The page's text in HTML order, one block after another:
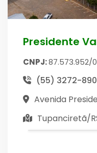
Presidente
CNPJ:87.573.952/
(55) 3272-
Avenida
Tupanciretã/